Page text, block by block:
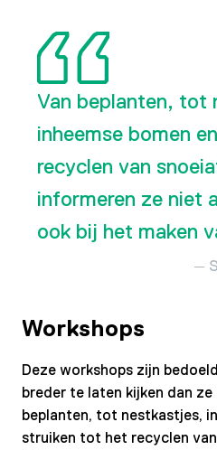
Van beplanten, tot
inheemse bomen
recyclen van
informeren ze niet
ook bij het maken
Workshops
Deze workshops zijn
breder te laten kijken dan ze
beplanten, tot nestkastjes,
struiken tot het recyclen